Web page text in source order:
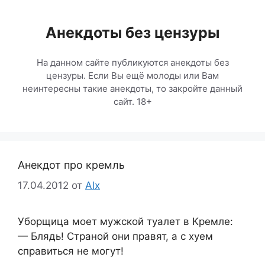
содержимомуАнекдоты без цензуры
На данном сайте публикуются анекдоты без
цензуры. Если Вы ещё молоды или Вам
неинтересны такие анекдоты, то закройте данный
сайт. 18+
Анекдот про кремль
17.04.2012 от Alx
Уборщица моет мужской туалет в Кремле:
— Блядь! Страной они правят, а с хуем
справиться не могут!